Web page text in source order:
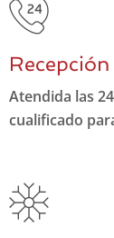
Atendida las
cualificado